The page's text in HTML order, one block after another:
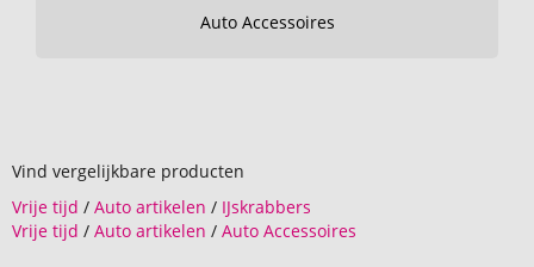
Auto Accessoires
Vind vergelijkbare producten
Vrije tijd / Auto artikelen / IJskrabbers
Vrije tijd / Auto artikelen / Auto Accessoires